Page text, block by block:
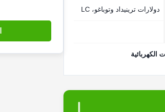
دولارات ترينيداد وتوباغو، LC
الكهربائية